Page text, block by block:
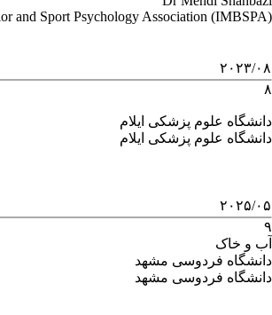
and Sport Psychology Association (IMBSPA)
۲۰۲۳/۰۸
۸
دانشگاه علوم پزشکی ایلام
دانشگاه علوم پزشکی ایلام
۲۰۲۵/۰۵
۹
آب و خاک
دانشگاه فردوسی مشهد
دانشگاه فردوسی مشهد